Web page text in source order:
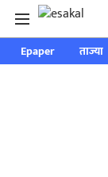
Epaper ताज्या